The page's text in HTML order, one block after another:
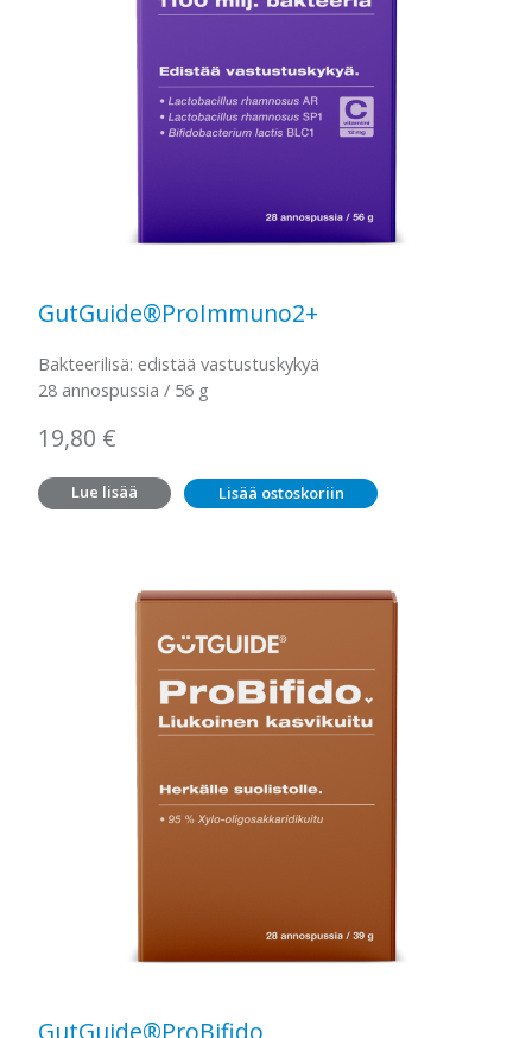
GutGuide®ProImmuno2+
Bakteerilisä: edistää vastustuskykyä
28 annospussia / 56 g
19,80 €
Lue lisää Lisää ostoskoriin
GutGuide®ProBifido